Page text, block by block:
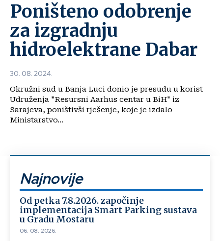
Poništeno odobrenje
za izgradnju
hidroelektrane Dabar
30. 08. 2024.
Okružni sud u Banja Luci donio je presudu u korist
Udruženja "Resursni Aarhus centar u BiH" iz
Sarajeva, poništivši rješenje, koje je izdalo
Ministarstvo...
Najnovije
Od petka 7.8.2026. započinje
implementacija Smart Parking sustava
u Gradu Mostaru
06. 08. 2026.